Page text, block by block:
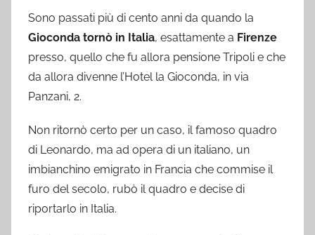
Sono passati più di cento anni da quando la
Gioconda tornò in Italia, esattamente a Firenze
presso, quello che fu allora pensione Tripoli e che
da allora divenne l’Hotel la Gioconda, in via
Panzani, 2.
Non ritornò certo per un caso, il famoso quadro
di Leonardo, ma ad opera di un italiano, un
imbianchino emigrato in Francia che commise il
furo del secolo, rubò il quadro e decise di
riportarlo in Italia.